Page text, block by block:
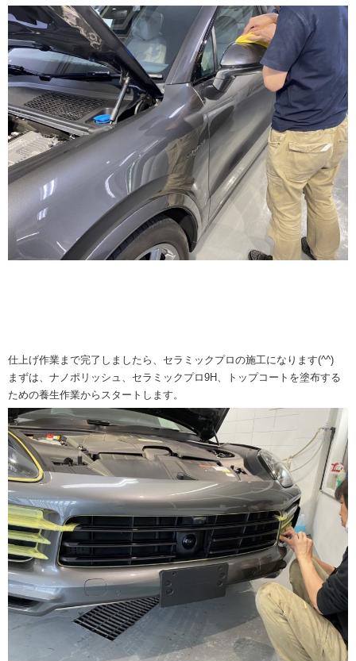
仕上げ作業まで完了しましたら、セラミックプロの施工になります(^^)
まずは、ナノポリッシュ、セラミックプロ9H、トップコートを塗布する
ための養生作業からスタートします。